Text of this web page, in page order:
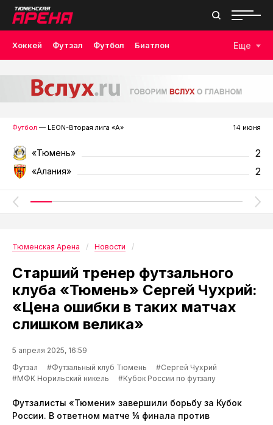
Хоккей Футзал Футбол Биатлон Еще
Футбол — LEON-Вторая лига «А» 14 июня
«Тюмень» 2
«Алания» 2
Тюменская Арена Новости
Старший тренер футзального
клуба «Тюмень» Сергей Чухрий:
«Цена ошибки в таких матчах
слишком велика»
5 апреля 2025, 16:59
Футзал
#Футзальный клуб Тюмень
#Сергей Чухрий
#МФК Норильский никель
#Кубок России по футзалу
Футзалисты «Тюмени» завершили борьбу за Кубок
России. В ответном матче ¼ финала против